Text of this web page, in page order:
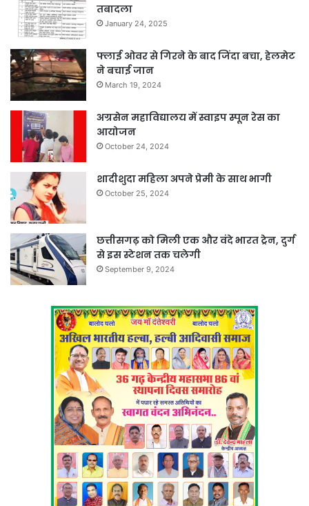
तबादला
January 24, 2025
फ्लाई ओवर से गिरने के बाद जिंदा बचा, हेलमेट
ने बचाई जान
March 19, 2024
अग्रसेन महाविद्यालय में स्वाइप स्पून रेस का
आयोजन
October 24, 2024
शादीशुदा महिला अपने प्रेमी के साथ भागी
October 25, 2024
छत्तीसगढ़ को मिली एक और वंदे भारत ट्रेन, दुर्ग
से इस स्टेशन तक चलेगी
September 9, 2024